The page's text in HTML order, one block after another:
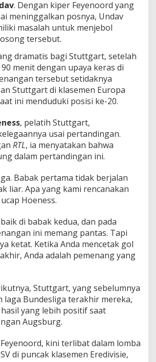
. Dengan kiper Feyenoord yang
meninggalkan posnya, Undav
masalah untuk menjebol
tersebut.
dramatis bagi Stuttgart, setelah
menit dengan upaya keras di
tersebut setidaknya
Stuttgart di klasemen Europa
ini menduduki posisi ke-20.
, pelatih Stuttgart,
usai pertandingan.
RTL, ia menyatakan bahwa
dalam pertandingan ini.
Babak pertama tidak berjalan
liar. Apa yang kami rencanakan
Hoeness.
di babak kedua, dan pada
ini memang pantas. Tapi
ketat. Ketika Anda mencetak gol
Anda adalah pemenang yang
Stuttgart, yang sebelumnya
laga Bundesliga terakhir mereka,
yang lebih positif saat
Augsburg.
kini terlibat dalam lomba
di puncak klasemen Eredivisie,